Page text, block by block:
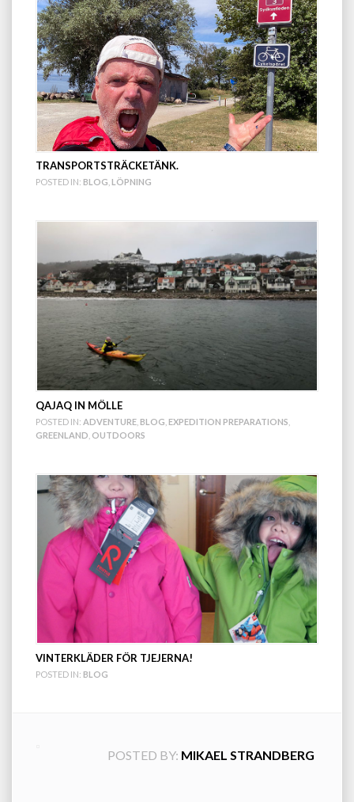
TRANSPORTSTRÄCKETÄNK.
POSTED IN: BLOG LÖPNING
QAJAQ IN MÖLLE
POSTED IN: ADVENTURE BLOG EXPEDITION PREPARATIONS
GREENLAND OUTDOORS
VINTERKLÄDER FÖR TJEJERNA!
POSTED IN: BLOG
POSTED BY: MIKAEL STRANDBERG